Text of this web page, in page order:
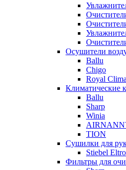
Осушители
Ballu
Chigo
Royal Clima
Климатические
Ballu
Sharp
Winia
TION
Сушилки для
Stiebel
Фильтры для